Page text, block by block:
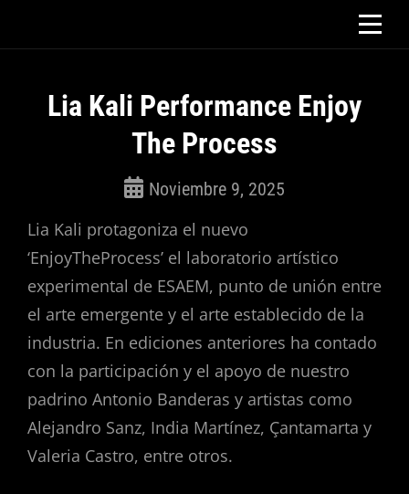
Lia Kali Performance Enjoy
The Process
(Isabella)
Noviembre 9, 2025
Lia Kali protagoniza el nuevo
‘EnjoyTheProcess’ el laboratorio artístico
experimental de ESAEM, punto de unión entre
el arte emergente y el arte establecido de la
industria. En ediciones anteriores ha contado
con la participación y el apoyo de nuestro
padrino Antonio Banderas y artistas como
Alejandro Sanz, India Martínez, Çantamarta y
Valeria Castro, entre otros.